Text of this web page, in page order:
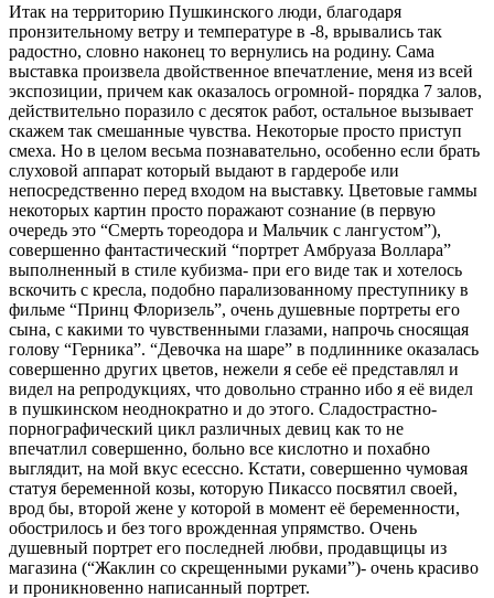
Итак на территорию Пушкинского люди, благодаря
пронзительному ветру и температуре в -8, врывались так
радостно, словно наконец то вернулись на родину. Сама
выставка произвела двойственное впечатление, меня из всей
экспозиции, причем как оказалось огромной- порядка 7 залов,
действительно поразило с десяток работ, остальное вызывает
скажем так смешанные чувства. Некоторые просто приступ
смеха. Но в целом весьма познавательно, особенно если брать
слуховой аппарат который выдают в гардеробе или
непосредственно перед входом на выставку. Цветовые гаммы
некоторых картин просто поражают сознание (в первую
очередь это “Смерть тореодора и Мальчик с лангустом”),
совершенно фантастический “портрет Амбруаза Воллара”
выполненный в стиле кубизма- при его виде так и хотелось
вскочить с кресла, подобно парализованному преступнику в
фильме “Принц Флоризель”, очень душевные портреты его
сына, с какими то чувственными глазами, напрочь сносящая
голову “Герника”. “Девочка на шаре” в подлиннике оказалась
совершенно других цветов, нежели я себе её представлял и
видел на репродукциях, что довольно странно ибо я её видел
в пушкинском неоднократно и до этого. Сладострастно-
порнографический цикл различных девиц как то не
впечатлил совершенно, больно все кислотно и похабно
выглядит, на мой вкус есессно. Кстати, совершенно чумовая
статуя беременной козы, которую Пикассо посвятил своей,
врод бы, второй жене у которой в момент её беременности,
обострилось и без того врожденная упрямство. Очень
душевный портрет его последней любви, продавщицы из
магазина (“Жаклин со скрещенными руками”)- очень красиво
и проникновенно написанный портрет.